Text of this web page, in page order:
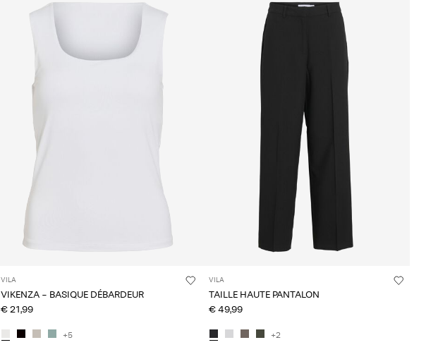
VILA
VIKENZA - BASIQUE DÉBARDEUR
€ 21,99
+5
VILA
TAILLE HAUTE PANTALON
€ 49,99
+2